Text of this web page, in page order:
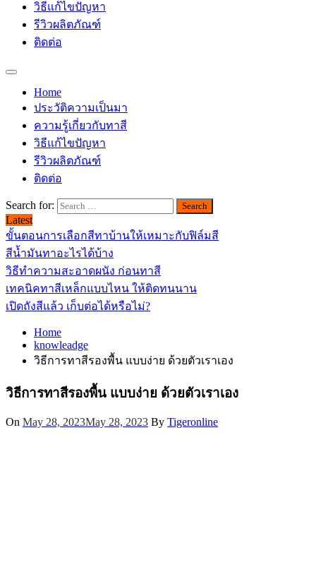
วิธีแก้ไขปัญหา
รีวิวผลิตภัณฑ์
ติดต่อ
Home
ประวัติความเป็นมา
ความรู้เกี่ยวกับทาสี
วิธีแก้ไขปัญหา
รีวิวผลิตภัณฑ์
ติดต่อ
Search for:
Latest
ขั้นตอนการเลือกสีทาบ้านให้เหมาะกับฟิล์มสี
สีน้ำมันทาอะไรได้บ้าง
วิธีทำความสะอาดผนัง ก่อนทาสี
เทคนิคทาสีเหล็กแบบไหน ให้ติดทนนาน
เปิดถังสีแล้ว เก็บต่อได้หรือไม่?
Home
knowleadge
วิธีการทาสีรองพื้น แบบง่าย ด้วยตัวเราเอง
วิธีการทาสีรองพื้น แบบง่าย ด้วยตัวเราเอง
On May 28, 2023May 28, 2023 By Tigeronline